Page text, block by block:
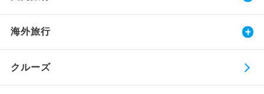
海外旅行
クルーズ